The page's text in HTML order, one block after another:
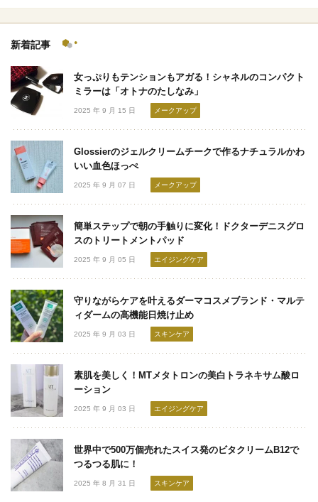
新着記事
女っぷりもテンションもアガる！シャネルのコンパクト
ミラーは「オトナのたしなみ」
2025 年 9 月 15 日 メークアップ
Glossierのジェルクリームチークで作るナチュラルかわ
いい血色ほっぺ
2025 年 9 月 07 日 メークアップ
簡単ステップで朝の手触りに変化！ドクターデニスグロ
スのトリートメントパッド
2025 年 9 月 05 日 エイジングケア
守りながらケアを叶えるダーマコスメブランド・マルテ
ィダームの高機能日焼け止め
2025 年 9 月 03 日 スキンケア
素肌を美しく！MTメタトロンの美白トラネキサム酸ロ
ーション
2025 年 9 月 03 日 エイジングケア
世界中で500万個売れたスイス発のビタクリームB12で
つるつる肌に！
2025 年 8 月 31 日 スキンケア